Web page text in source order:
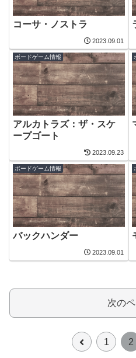
コーサ・ノストラ
2023.09.01
ボードゲーム情報
アルカトラズ：ザ・スケ
ープゴート
2023.09.23
ボードゲーム情報
バックハンダー
2023.09.01
次の
前
1 2